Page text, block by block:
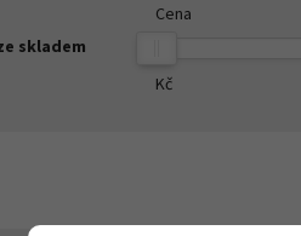
skladem
Cena
Kč